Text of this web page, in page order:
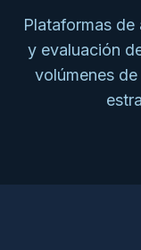
Plataformas
y evaluación
volúmenes